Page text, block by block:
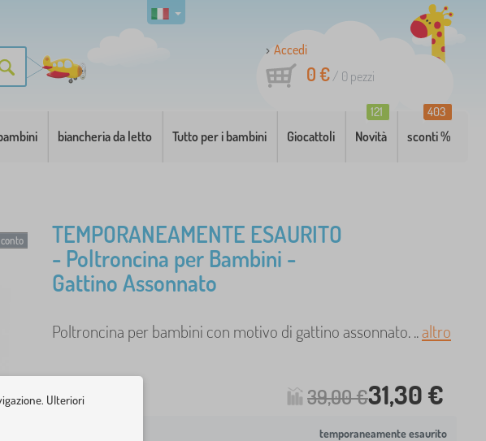
Accedi
0 €/ 0 pezzi
biancheria da letto Tutto per i bambini Giocattoli Novità
121
sconti %
403
TEMPORANEAMENTE ESAURITO
- Poltroncina per Bambini -
Gattino Assonnato
Poltroncina per bambini con motivo di gattino assonnato. ..altro
39,00 €31,30 €
temporaneamente esaurito
Ulteriori